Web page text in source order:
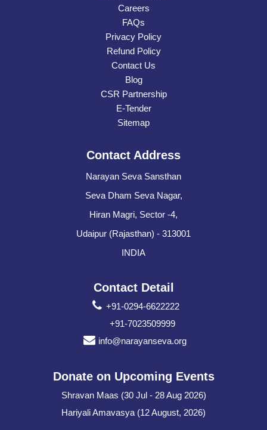
Careers
FAQs
Privacy Policy
Refund Policy
Contact Us
Blog
CSR Partnership
E-Tender
Sitemap
Contact Address
Narayan Seva Sansthan
Seva Dham Seva Nagar,
Hiran Magri, Sector -4,
Udaipur (Rajasthan) - 313001
INDIA
Contact Detail
+91-0294-6622222
+91-7023509999
info@narayanseva.org
Donate on Upcoming Events
Shravan Maas (30 Jul - 28 Aug 2026)
Hariyali Amavasya (12 August, 2026)